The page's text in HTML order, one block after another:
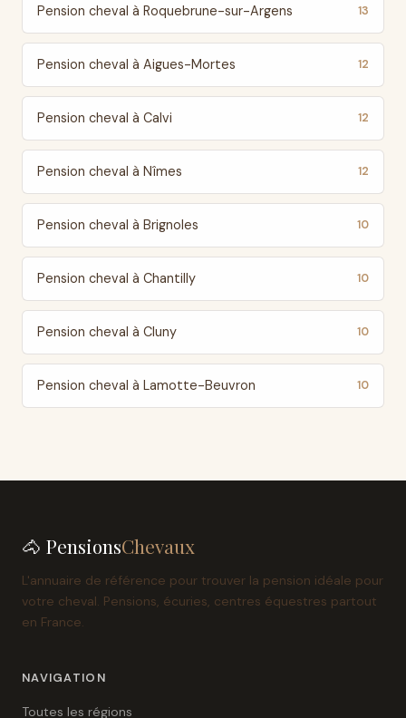
Pension cheval à Roquebrune-sur-Argens 13
Pension cheval à Aigues-Mortes 12
Pension cheval à Calvi 12
Pension cheval à Nîmes 12
Pension cheval à Brignoles 10
Pension cheval à Chantilly 10
Pension cheval à Cluny 10
Pension cheval à Lamotte-Beuvron 10
🐴 PensionsChevaux
L'annuaire de référence pour trouver la pension idéale pour
votre cheval. Pensions, écuries, centres équestres partout
en France.
NAVIGATION
Toutes les régions